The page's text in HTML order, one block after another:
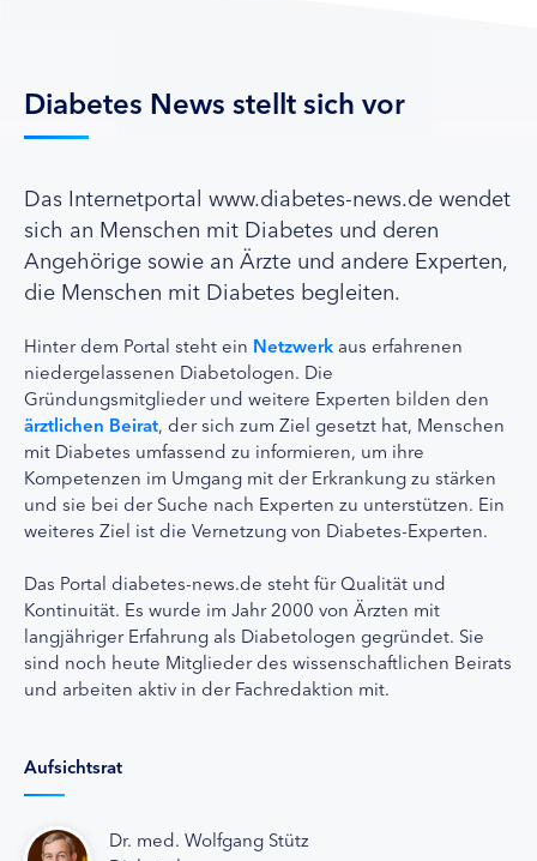
Diabetes News stellt sich vor
Das Internetportal www.diabetes-news.de wendet
sich an Menschen mit Diabetes und deren
Angehörige sowie an Ärzte und andere Experten,
die Menschen mit Diabetes begleiten.
Hinter dem Portal steht ein Netzwerk aus erfahrenen
niedergelassenen Diabetologen. Die
Gründungsmitglieder und weitere Experten bilden den
ärztlichen Beirat, der sich zum Ziel gesetzt hat, Menschen
mit Diabetes umfassend zu informieren, um ihre
Kompetenzen im Umgang mit der Erkrankung zu stärken
und sie bei der Suche nach Experten zu unterstützen. Ein
weiteres Ziel ist die Vernetzung von Diabetes-Experten.
Das Portal diabetes-news.de steht für Qualität und
Kontinuität. Es wurde im Jahr 2000 von Ärzten mit
langjähriger Erfahrung als Diabetologen gegründet. Sie
sind noch heute Mitglieder des wissenschaftlichen Beirats
und arbeiten aktiv in der Fachredaktion mit.
Aufsichtsrat
Dr. med. Wolfgang Stütz